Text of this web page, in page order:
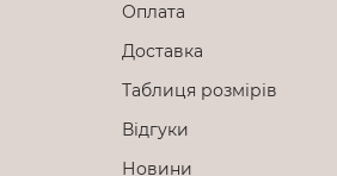
Оплата
Доставка
Таблиця розмірів
Відгуки
Новини